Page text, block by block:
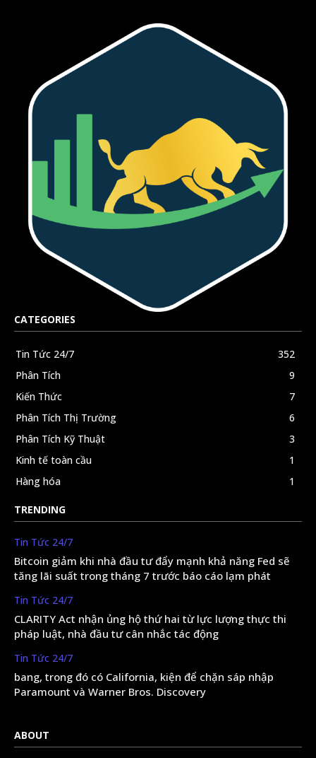
CATEGORIES
Tin Tức 24/7
352
Phân Tích
9
Kiến Thức
7
Phân Tích Thị Trường
6
Phân Tích Kỹ Thuật
3
Kinh tế toàn cầu
1
Hàng hóa
1
TRENDING
Tin Tức 24/7
Bitcoin giảm khi nhà đầu tư đẩy mạnh khả năng Fed sẽ
tăng lãi suất trong tháng 7 trước báo cáo lạm phát
Tin Tức 24/7
CLARITY Act nhận ủng hộ thứ hai từ lực lượng thực thi
pháp luật, nhà đầu tư cân nhắc tác động
Tin Tức 24/7
bang, trong đó có California, kiện để chặn sáp nhập
Paramount và Warner Bros. Discovery
ABOUT